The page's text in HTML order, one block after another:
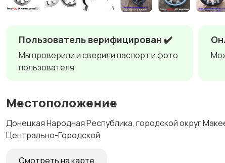
Пользователь верифицирован ✔️
Мы проверили и сверили паспорт и фото
пользователя
Местоположение
Донецкая Народная Республика, городской округ
Центрально-Городской
Смотреть на карте